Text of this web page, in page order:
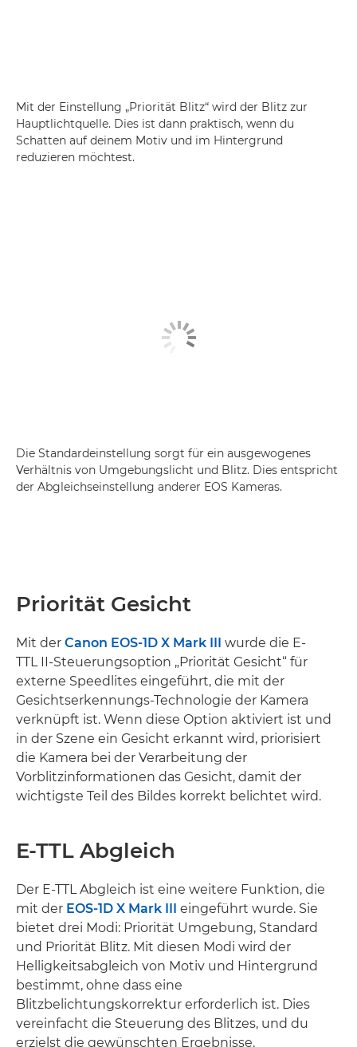
Mit der Einstellung „Priorität Blitz“ wird der Blitz zur
Hauptlichtquelle. Dies ist dann praktisch, wenn du
Schatten auf deinem Motiv und im Hintergrund
reduzieren möchtest.
Die Standardeinstellung sorgt für ein ausgewogenes
Verhältnis von Umgebungslicht und Blitz. Dies entspricht
der Abgleichseinstellung anderer EOS Kameras.
Priorität Gesicht
Mit der Canon EOS-1D X Mark III wurde die E-
TTL II-Steuerungsoption „Priorität Gesicht“ für
externe Speedlites eingeführt, die mit der
Gesichtserkennungs-Technologie der Kamera
verknüpft ist. Wenn diese Option aktiviert ist und
in der Szene ein Gesicht erkannt wird, priorisiert
die Kamera bei der Verarbeitung der
Vorblitzinformationen das Gesicht, damit der
wichtigste Teil des Bildes korrekt belichtet wird.
E-TTL Abgleich
Der E-TTL Abgleich ist eine weitere Funktion, die
mit der EOS-1D X Mark III eingeführt wurde. Sie
bietet drei Modi: Priorität Umgebung, Standard
und Priorität Blitz. Mit diesen Modi wird der
Helligkeitsabgleich von Motiv und Hintergrund
bestimmt, ohne dass eine
Blitzbelichtungskorrektur erforderlich ist. Dies
vereinfacht die Steuerung des Blitzes, und du
erzielst die gewünschten Ergebnisse.